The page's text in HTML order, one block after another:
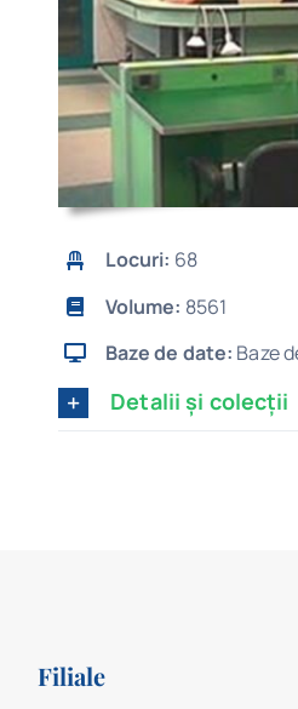
Locuri: 68
Volume: 8561
Baze de date: Baze
Detalii și colecții
Filiale